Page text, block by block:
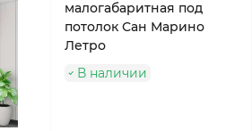
малогабаритная под
потолок Сан Марино
Летро
В наличии